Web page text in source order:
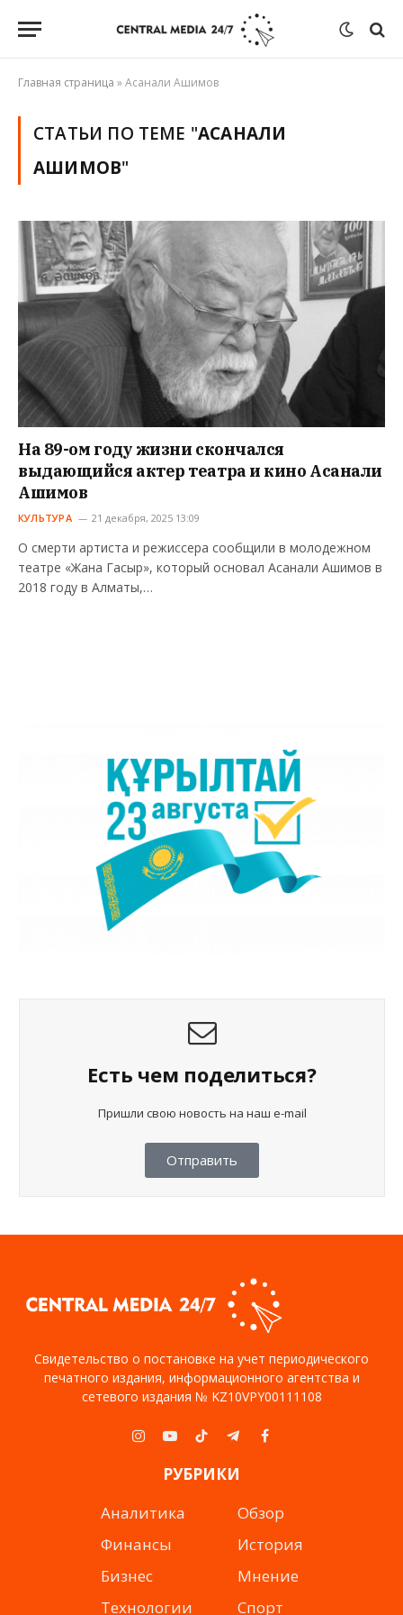
Главная страница »Асанали Ашимов
СТАТЬИ ПО ТЕМЕ "АСАНАЛИ
АШИМОВ"
На 89-ом году жизни скончался
выдающийся актер театра и кино Асанали
Ашимов
КУЛЬТУРА 21 декабря, 2025 13:09
О смерти артиста и режиссера сообщили в молодежном
театре «Жана Гасыр», который основал Асанали Ашимов в
2018 году в Алматы,…
Есть чем поделиться?
Пришли свою новость на наш e-mail
Отправить
Свидетельство о постановке на учет периодического
печатного издания, информационного агентства и
сетевого издания № KZ10VPY00111108
Instagram
YouTubeTikTokTelegramFacebook
РУБРИКИ
Аналитика
Финансы
Бизнес
Технологии
Обзор
История
Мнение
Спорт